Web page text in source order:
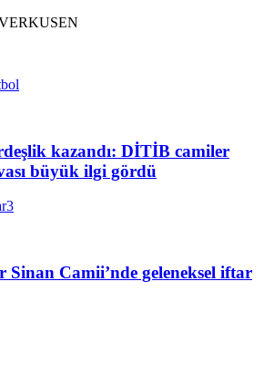
kazandı: DİTİB camiler
büyük ilgi gördü
Camii’nde geleneksel iftar